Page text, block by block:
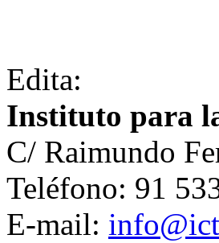
Edita:
Instituto para
C/ Raimundo
Teléfono: 91
E-mail: